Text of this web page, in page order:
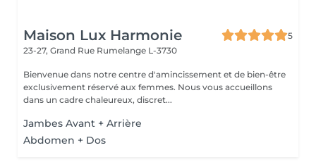
Maison Lux Harmonie
5
23-27, Grand Rue Rumelange L-3730
Bienvenue dans notre centre d'amincissement et de bien-être
exclusivement réservé aux femmes. Nous vous accueillons
dans un cadre chaleureux, discret...
Jambes Avant + Arrière
Abdomen + Dos